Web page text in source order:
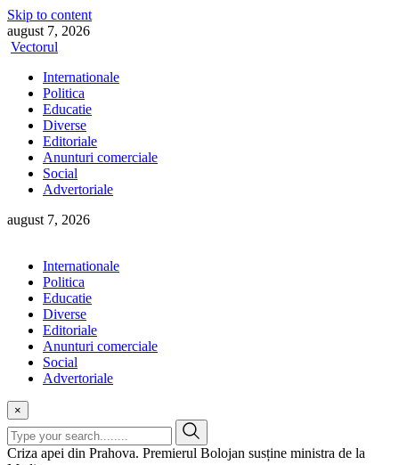
Skip to content
august 7, 2026
Vectorul
Internationale
Politica
Educatie
Diverse
Editoriale
Anunturi comerciale
Social
Advertoriale
august 7, 2026
Internationale
Politica
Educatie
Diverse
Editoriale
Anunturi comerciale
Social
Advertoriale
×
Criza apei din Prahova. Premierul Bolojan susține ministra de la